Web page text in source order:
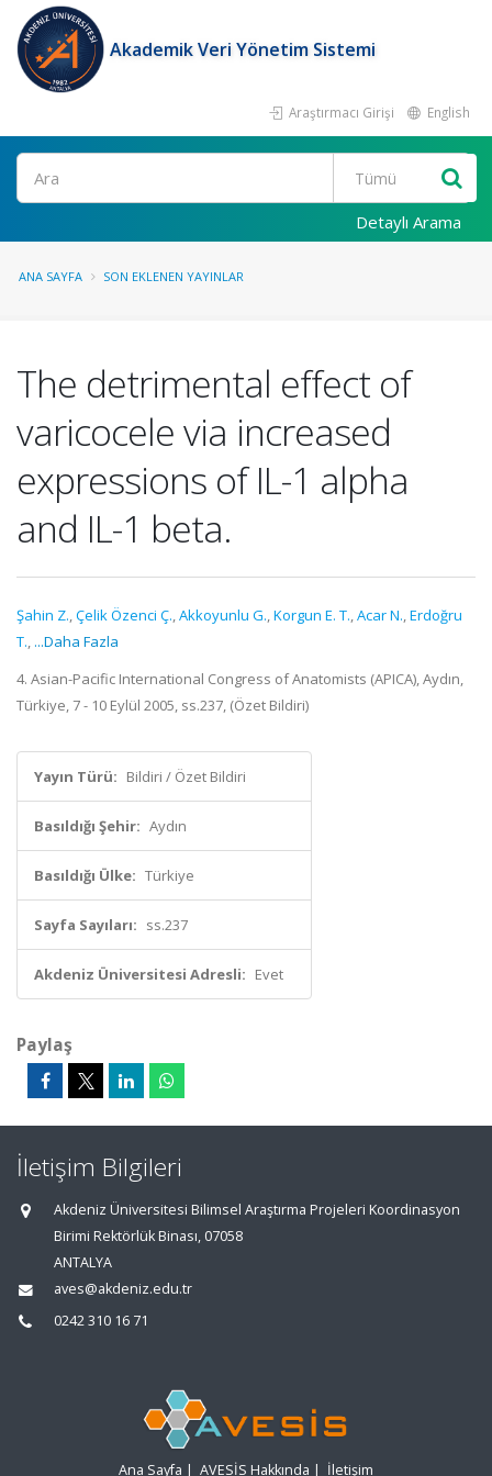
Akademik Veri Yönetim Sistemi
Araştırmacı Girişi English
Ara
Detaylı Arama
ANA SAYFA SON EKLENEN YAYINLAR
The detrimental effect of
varicocele via increased
expressions of IL-1 alpha
and IL-1 beta.
Şahin Z.,Çelik Özenci Ç.,Akkoyunlu G.,Korgun E. T.,Acar N.,Erdoğru
T., ...Daha Fazla
4. Asian-Pacific International Congress of Anatomists (APICA), Aydın,
Türkiye, 7 - 10 Eylül 2005, ss.237, (Özet Bildiri)
Yayın Türü: Bildiri / Özet Bildiri
Basıldığı Şehir: Aydın
Basıldığı Ülke: Türkiye
Sayfa Sayıları: ss.237
Akdeniz Üniversitesi Adresli: Evet
Paylaş
İletişim Bilgileri
Akdeniz Üniversitesi Bilimsel Araştırma Projeleri Koordinasyon
Birimi Rektörlük Binası, 07058
ANTALYA
aves@akdeniz.edu.tr
0242 310 16 71
Ana Sayfa | AVESİS Hakkında | İletişim